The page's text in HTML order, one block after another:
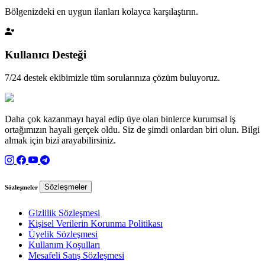
Bölgenizdeki en uygun ilanları kolayca karşılaştırın.
Kullanıcı Desteği
7/24 destek ekibimizle tüm sorularınıza çözüm buluyoruz.
Daha çok kazanmayı hayal edip üye olan binlerce kurumsal iş
ortağımızın hayali gerçek oldu. Siz de şimdi onlardan biri olun. Bilgi
almak için bizi arayabilirsiniz.
Sözleşmeler Sözleşmeler
Gizlilik Sözleşmesi
Kişisel Verilerin Korunma Politikası
Üyelik Sözleşmesi
Kullanım Koşulları
Mesafeli Satış Sözleşmesi